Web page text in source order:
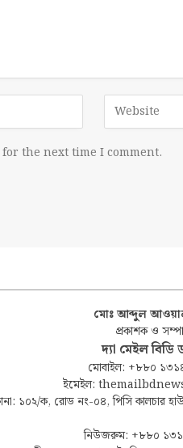
the next time I comment.
মোঃ আব্দুল
প্রকাশক ও
দ্যা মেইল
মোবাইল: +৮৮০
ইমেইল:
১০২/ক, রোড নং-০৪, পিসি কালচার
নিউজরুম: +৮৮০